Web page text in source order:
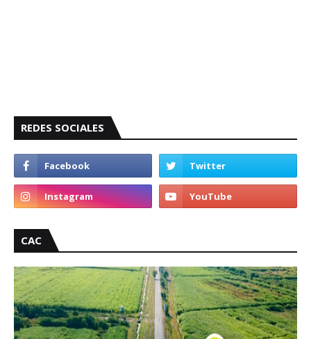
REDES SOCIALES
CAC